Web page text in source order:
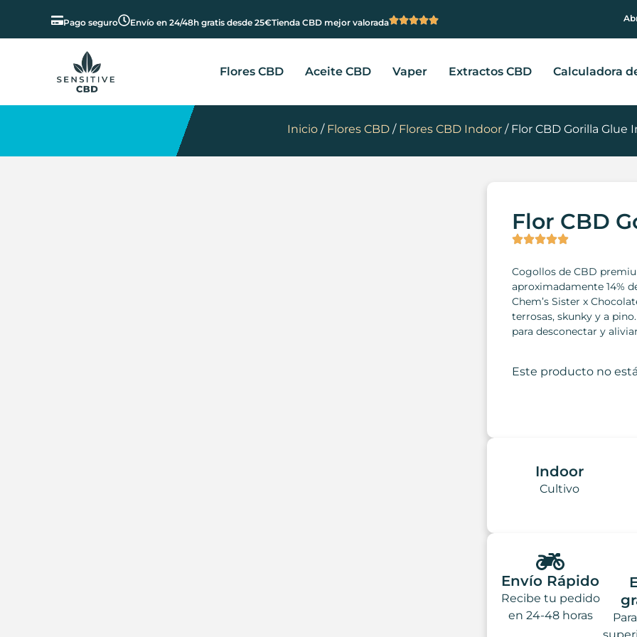
Envío en 24/48h gratis desde 25€
Pago seguro Tienda CBD mejor valorada
Flores CBD Aceite CBD Vaper Extractos CBD Calculadora
Inicio / Flores CBD / Flores CBD Indoor / Flor CBD Gorilla Glue
Flor CBD
Cogollos de CBD
aproximadamente 14%
Chem’s Sister x
terrosas, skunky y a
para desconectar y
Este producto no
Indoor
Cultivo
Envío Rápido
Recibe tu pedido
en 24-48 horas